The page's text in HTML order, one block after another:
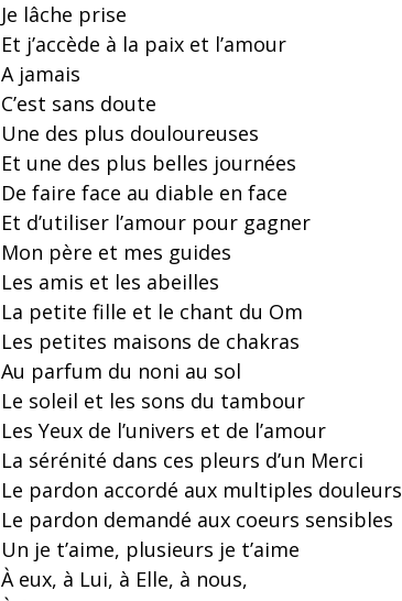
Je lâche prise
Et j’accède à la paix et l’amour
A jamais
C’est sans doute
Une des plus douloureuses
Et une des plus belles journées
De faire face au diable en face
Et d’utiliser l’amour pour gagner
Mon père et mes guides
Les amis et les abeilles
La petite fille et le chant du Om
Les petites maisons de chakras
Au parfum du noni au sol
Le soleil et les sons du tambour
Les Yeux de l’univers et de l’amour
La sérénité dans ces pleurs d’un Merci
Le pardon accordé aux multiples douleurs
Le pardon demandé aux coeurs sensibles
Un je t’aime, plusieurs je t’aime
À eux, à Lui, à Elle, à nous,